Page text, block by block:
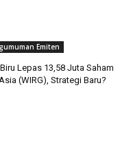
Emiten
Lepas 13,58 Juta Saham
(WIRG), Strategi Baru?